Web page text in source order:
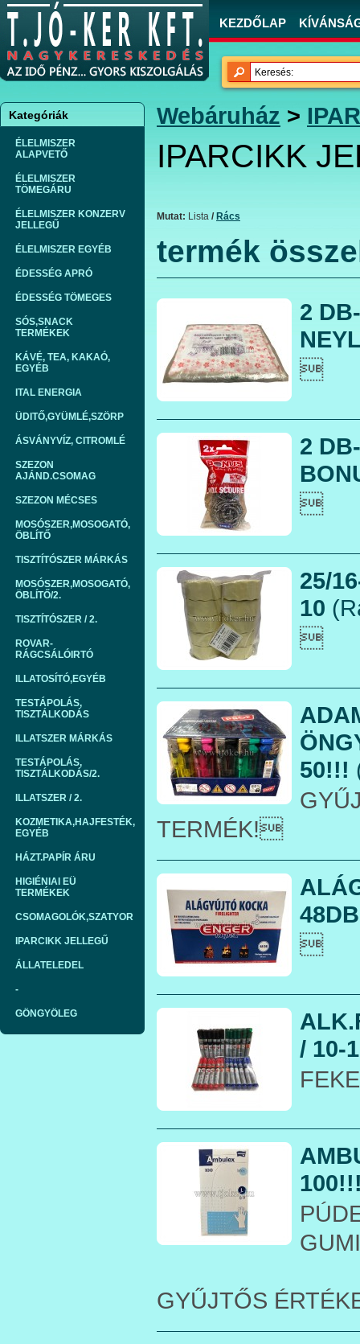
KEZDŐLAP
Kategóriák
ÉLELMISZER
ALAPVETŐ
ÉLELMISZER
TÖMEGÁRU
ÉLELMISZER KONZERV
JELLEGŰ
ÉLELMISZER EGYÉB
ÉDESSÉG APRÓ
ÉDESSÉG TÖMEGES
SÓS,SNACK
TERMÉKEK
KÁVÉ, TEA, KAKAÓ,
EGYÉB
ITAL ENERGIA
ÜDITŐ,GYÜMLÉ,SZÖRP
ÁSVÁNYVÍZ, CITROMLÉ
SZEZON
AJÁND.CSOMAG
SZEZON MÉCSES
MOSÓSZER,MOSOGATÓ,
ÖBLÍTŐ
TISZTÍTÓSZER MÁRKÁS
MOSÓSZER,MOSOGATÓ,
ÖBLÍTŐ/2.
TISZTÍTÓSZER / 2.
ROVAR-
RÁGCSÁLÓIRTÓ
ILLATOSÍTÓ,EGYÉB
TESTÁPOLÁS,
TISZTÁLKODÁS
ILLATSZER MÁRKÁS
TESTÁPOLÁS,
TISZTÁLKODÁS/2.
ILLATSZER / 2.
KOZMETIKA,HAJFESTÉK,
EGYÉB
HÁZT.PAPÍR ÁRU
HIGIÉNIAI EÜ
TERMÉKEK
CSOMAGOLÓK,SZATYOR
IPARCIKK JELLEGŰ
ÁLLATELEDEL
-
GÖNGYÖLEG
Webáruház >
IPARCIKK
Mutat: Lista / Rács
termék
2

2

25/
10

50!!!
TERMÉK!

/ 10-
GYŰJTŐS